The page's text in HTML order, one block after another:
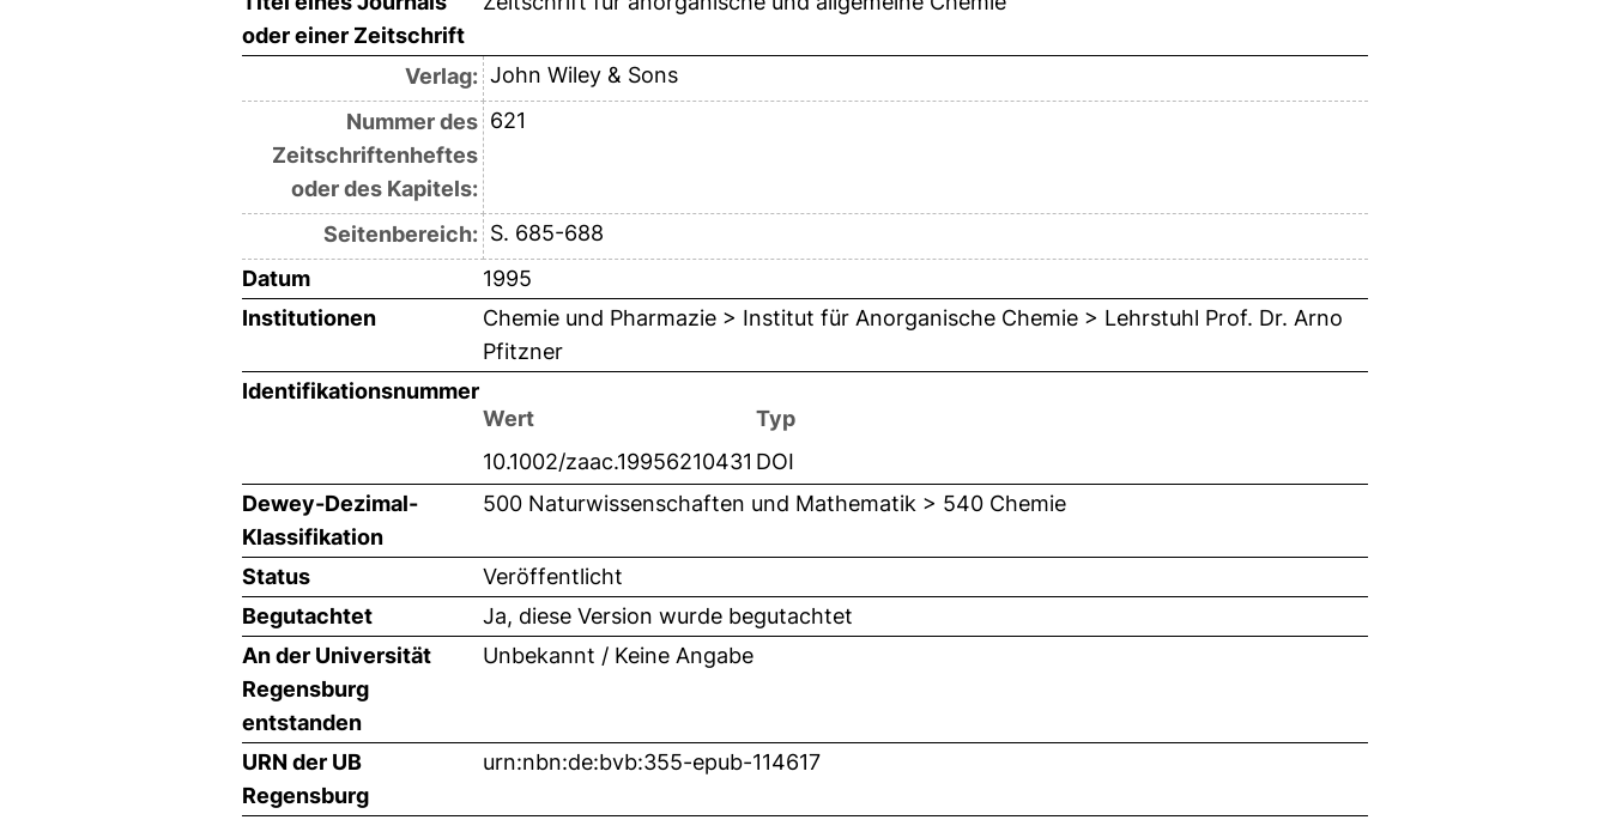
oder einer Zeitschrift
Verlag: John Wiley & Sons
Nummer des
Zeitschriftenheftes
oder des Kapitels:
621
Seitenbereich: S. 685-688
Datum
1995
Institutionen
Chemie und Pharmazie > Institut für Anorganische Chemie > Lehrstuhl Prof. Dr. Arno
Pfitzner
Identifikationsnummer
Wert
Typ
10.1002/zaac.19956210431 DOI
Dewey-Dezimal-
Klassifikation
500 Naturwissenschaften und Mathematik > 540 Chemie
Status
Veröffentlicht
Begutachtet
Ja, diese Version wurde begutachtet
An der Universität
Regensburg
entstanden
Unbekannt / Keine Angabe
URN der UB
Regensburg
urn:nbn:de:bvb:355-epub-114617